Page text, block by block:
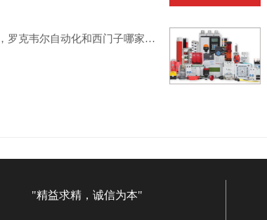
品牌对比，罗克韦尔自动化和西门子哪家比较合适?
"精益求精，诚信为本"